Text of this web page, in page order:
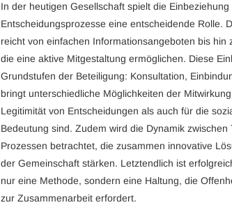
In der heutigen Gesellschaft spielt die
Entscheidungsprozesse eine entscheidende Rolle.
reicht von einfachen Informationsangeboten bis hin
die eine aktive Mitgestaltung ermöglichen. Diese
Grundstufen der Beteiligung: Konsultation,
bringt unterschiedliche Möglichkeiten der
Legitimität von Entscheidungen als auch für die
Bedeutung sind. Zudem wird die Dynamik
Prozessen betrachtet, die zusammen innovative
der Gemeinschaft stärken. Letztendlich ist
nur eine Methode, sondern eine Haltung, die
zur Zusammenarbeit erfordert.